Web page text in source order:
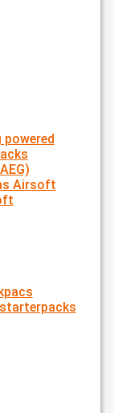
Airsoft